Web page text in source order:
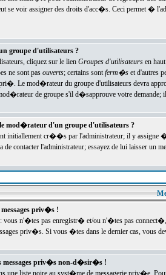
se voir assigner des droits d'acc�s. Ceci permet
groupe d'utilisateurs ?
cliquez sur le lien Groupes d'utilisateursen haut
ne sont pas ouverts; certains sontferm�set d'autres
Le mod�rateur du groupe d'utilisateurs devra
de groupe s'il d�sapprouve votre demande;
mod�rateur d'un groupe d'utilisateurs ?
initiallement cr��s par l'administrateur; il y
contacter l'administrateur; essayez de lui laisser un
messages priv�s !
: vous n'�tes pas enregistr� et/ou n'�tes pas
priv�s. Si vous �tes dans le dernier cas, vous
messages priv�s non-d�sir�s !
une liste noire au syst�me de messagerie priv�e.